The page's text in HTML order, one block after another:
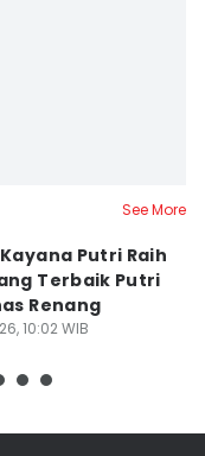
See More
Putri Raih
Terbaik Putri
Renang
10:02 WIB